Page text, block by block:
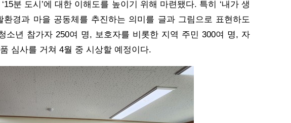
분 도시’에 대한 이해도를 높이기 위해 마련됐다. 특히 ‘내가 생
환경과 마을 공동체를 추진하는 의미를 글과 그림으로 표현하도
소년 참가자 250여 명, 보호자를 비롯한 지역 주민 300여 명, 자
심사를 거쳐 4월 중 시상할 예정이다.